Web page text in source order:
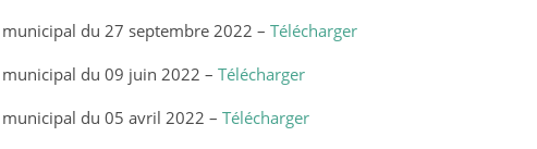
du 27 septembre 2022 – Télécharger
du 09 juin 2022 – Télécharger
du 05 avril 2022 – Télécharger